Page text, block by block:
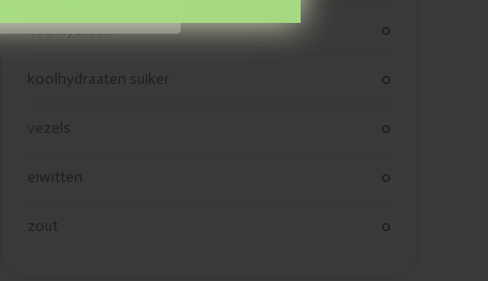
koolhydraten 0
koolhydraaten suiker 0
vezels 0
eiwitten 0
zout 0